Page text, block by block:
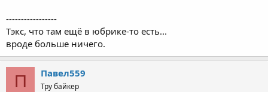
-----------------
Тэкс, что там ещё в юбрике-то есть...
вроде больше ничего.
П Павел559
Тру байкер